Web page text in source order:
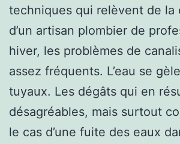
techniques qui relèvent de la
d’un artisan plombier de
hiver, les problèmes de
assez fréquents. L’eau se
tuyaux. Les dégâts qui en
désagréables, mais surtout
le cas d’une fuite des eaux